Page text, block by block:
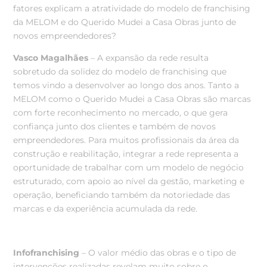
fatores explicam a atratividade do modelo de franchising
da MELOM e do Querido Mudei a Casa Obras junto de
novos empreendedores?
Vasco Magalhães – A expansão da rede resulta
sobretudo da solidez do modelo de franchising que
temos vindo a desenvolver ao longo dos anos. Tanto a
MELOM como o Querido Mudei a Casa Obras são marcas
com forte reconhecimento no mercado, o que gera
confiança junto dos clientes e também de novos
empreendedores. Para muitos profissionais da área da
construção e reabilitação, integrar a rede representa a
oportunidade de trabalhar com um modelo de negócio
estruturado, com apoio ao nível da gestão, marketing e
operação, beneficiando também da notoriedade das
marcas e daexperiência acumulada da rede.
Infofranchising – O valor médio das obras e o tipo de